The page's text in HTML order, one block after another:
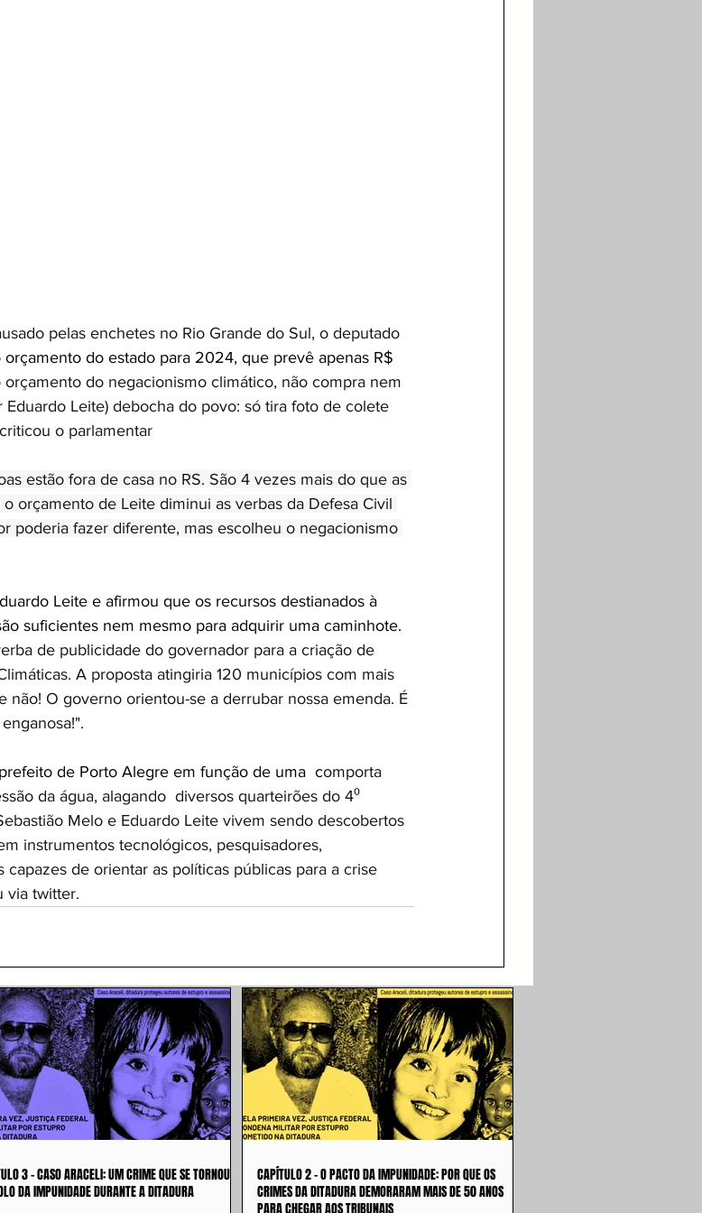
pelas enchetes no Rio Grande do Sul, o deputado
orçamento do estado para 2024, que prevê apenas R$
orçamento do negacionismo climático, não compra nem
Eduardo Leite) debocha do povo: só tira foto de colete
o parlamentar
estão fora de casa no RS. São 4 vezes mais do que as
orçamento de Leite diminui as verbas da Defesa Civil
poderia fazer diferente, mas escolheu o negacionismo
Leite e afirmou que os recursos destianados à
suficientes nem mesmo para adquirir uma caminhote.
de publicidade do governador para a criação de
A proposta atingiria 120 municípios com mais
não! O governo orientou-se a derrubar nossa emenda. É
de Porto Alegre em função de uma  comporta
da água, alagando  diversos quarteirões do 4⁰
Melo e Eduardo Leite vivem sendo descobertos
instrumentos tecnológicos, pesquisadores,
de orientar as políticas públicas para a crise
via twitter.
3 - CASO ARACELI: UM CRIME QUE SE TORNOU
DA IMPUNIDADE DURANTE A DITADURA
CAPÍTULO 2 - O PACTO DA IMPUNIDADE: POR QUE OS
CRIMES DA DITADURA DEMORARAM MAIS DE 50 ANOS
PARA CHEGAR AOS TRIBUNAIS